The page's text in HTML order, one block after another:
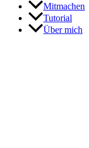
Mitmachen
Tutorial
Über mich